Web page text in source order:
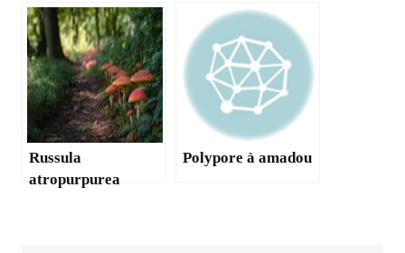
Russula
atropurpurea
Polypore à amadou